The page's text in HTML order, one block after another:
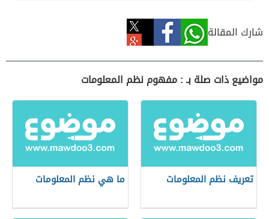
شارك المقالة
مواضيع ذات صلة بـ : مفهوم نظم المعلومات
تعريف نظم المعلومات ما هي نظم المعلومات